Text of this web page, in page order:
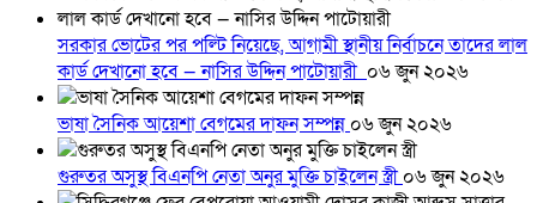
সরকার ভোটের পর পল্টি নিয়েছে, আগামী স্থানীয় নির্বাচনে তাদের লাল
কার্ড দেখানো হবে — নাসির উদ্দিন পাটোয়ারী ০৬ জুন ২০২৬
ভাষা সৈনিক আয়েশা বেগমের দাফন সম্পন্ন ০৬ জুন ২০২৬
গুরুতর অসুস্থ বিএনপি নেতা অনুর মুক্তি চাইলেন স্ত্রী০৬ জুন ২০২৬